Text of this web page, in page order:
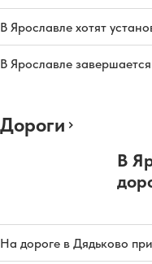
В Ярославле хотят
В Ярославле
Дороги
В
На дороге в Дядьково